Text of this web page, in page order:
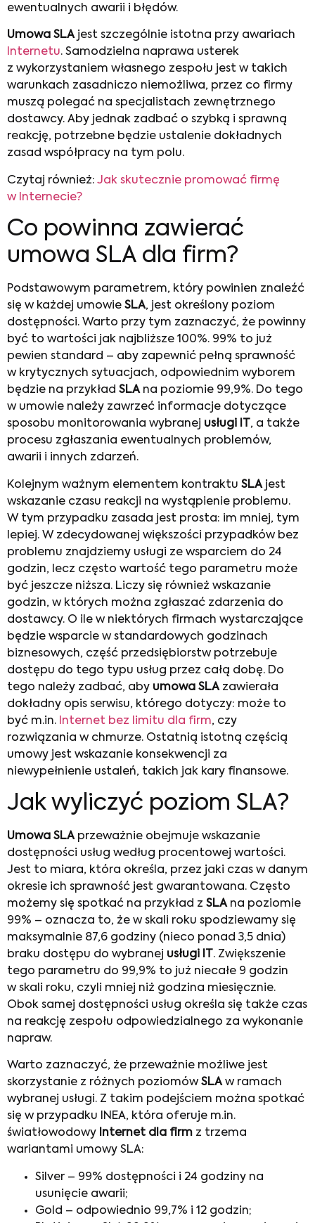
ewentualnych awarii i błędów.
Umowa SLAjest szczególnie istotna przy awariach
Internetu. Samodzielna naprawa usterek
z wykorzystaniem własnego zespołu jest w takich
warunkach zasadniczo niemożliwa, przez co firmy
muszą polegać na specjalistach zewnętrznego
dostawcy. Aby jednak zadbać o szybką i sprawną
reakcję, potrzebne będzie ustalenie dokładnych
zasad współpracy na tym polu.
Czytaj również: Jak skutecznie promować firmę
w Internecie?
Co powinna zawierać
umowa SLA dla firm?
Podstawowym parametrem, który powinien znaleźć
się w każdej umowie SLA, jest określony poziom
dostępności. Warto przy tym zaznaczyć, że powinny
być to wartości jak najbliższe 100%. 99% to już
pewien standard – aby zapewnić pełną sprawność
w krytycznych sytuacjach, odpowiednim wyborem
będzie na przykład SLAna poziomie 99,9%. Do tego
w umowie należy zawrzeć informacje dotyczące
sposobu monitorowania wybranej usługi IT , a także
procesu zgłaszania ewentualnych problemów,
awarii i innych zdarzeń.
Kolejnym ważnym elementem kontraktu SLAjest
wskazanie czasu reakcji na wystąpienie problemu.
W tym przypadku zasada jest prosta: im mniej, tym
lepiej. W zdecydowanej większości przypadków bez
problemu znajdziemy usługi ze wsparciem do 24
godzin, lecz często wartość tego parametru może
być jeszcze niższa. Liczy się również wskazanie
godzin, w których można zgłaszać zdarzenia do
dostawcy. O ile w niektórych firmach wystarczające
będzie wsparcie w standardowych godzinach
biznesowych, część przedsiębiorstw potrzebuje
dostępu do tego typu usług przez całą dobę. Do
tego należy zadbać, aby umowa SLAzawierała
dokładny opis serwisu, którego dotyczy: może to
być m.in. Internet bez limitu dla firm, czy
rozwiązania w chmurze. Ostatnią istotną częścią
umowy jest wskazanie konsekwencji za
niewypełnienie ustaleń, takich jak kary finansowe.
Jak wyliczyć poziom SLA?
Umowa SLAprzeważnie obejmuje wskazanie
dostępności usług według procentowej wartości.
Jest to miara, która określa, przez jaki czas w danym
okresie ich sprawność jest gwarantowana. Często
możemy się spotkać na przykład z SLAna poziomie
99% – oznacza to, że w skali roku spodziewamy się
maksymalnie 87,6 godziny (nieco ponad 3,5 dnia)
braku dostępu do wybranej usługi IT . Zwiększenie
tego parametru do 99,9% to już niecałe 9 godzin
w skali roku, czyli mniej niż godzina miesięcznie.
Obok samej dostępności usług określa się także czas
na reakcję zespołu odpowiedzialnego za wykonanie
napraw.
Warto zaznaczyć, że przeważnie możliwe jest
skorzystanie z różnych poziomów SLAw ramach
wybranej usługi. Z takim podejściem można spotkać
się w przypadku INEA, która oferuje m.in.
światłowodowy Internet dla firm z trzema
wariantami umowy SLA:
Silver – 99% dostępności i 24 godziny na
usunięcie awarii;
Gold – odpowiednio 99,7% i 12 godzin;